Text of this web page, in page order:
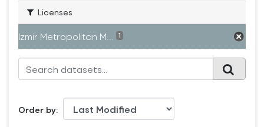
Licenses
Izmir Metropolitan M... 1
Order by